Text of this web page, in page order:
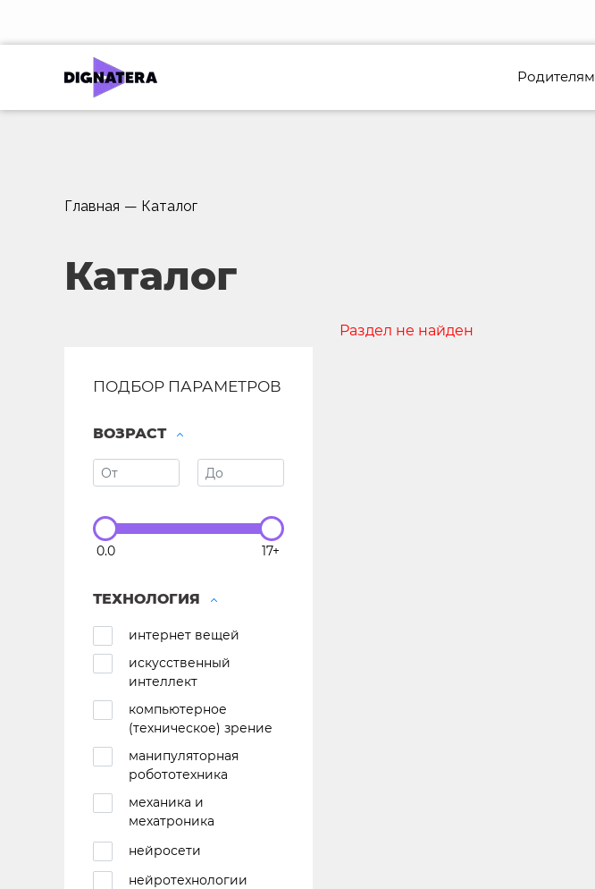
Родителям
Главная — Каталог
Каталог
ПОДБОР ПАРАМЕТРОВ
ВОЗРАСТ
0.0 17+
ТЕХНОЛОГИЯ
интернет вещей
искусственный
интеллект
компьютерное
(техническое) зрение
манипуляторная
робототехника
механика и
мехатроника
нейросети
нейротехнологии
Раздел не найден